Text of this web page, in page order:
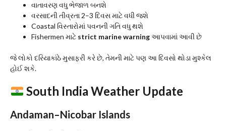
વાતાવરણ વધુ ભેજાળ બનશે
વરસાદની તીવ્રતા 2–3 દિવસ માટે વધી જશે
Coastal વિસ્તારોમાં પવનની ગતિ વધુ થશે
Fishermen માટે strict marine warningઆપવામાં આવી છે
જે લોકો દરિયાકાંઠે મુસાફરી કરે છે, તેમની માટે પણ આ દિવસો થોડા મુશ્કેલ
હોઈ શકે.
South India Weather Update
Andaman–Nicobar Islands